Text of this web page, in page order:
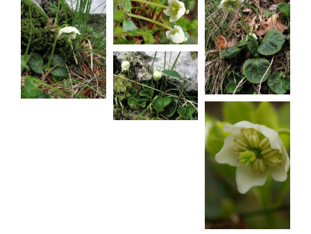
Moneses
uniflora
Moneses
uniflora
Moneses
uniflora